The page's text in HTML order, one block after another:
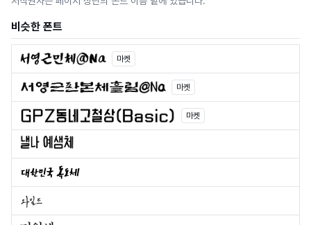
비슷한 폰트
마켓
마켓
마켓